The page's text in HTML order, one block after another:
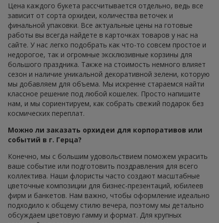
Цена каждого букета рассчитывается отдельно, ведь все
зависит от сорта орхидеи, количества веточек и
финальной упаковки. Все актуальные цены на готовые
работы вы всегда найдете в карточках товаров у нас на
сайте. У нас легко подобрать как что-то совсем простое и
недорогое, так и огромные эксклюзивные корзины для
большого праздника. Также на стоимость немного влияет
сезон и наличие уникальной декоративной зелени, которую
мы добавляем для объема. Мы искренне стараемся найти
классное решение под любой кошелек. Просто напишите
нам, и мы сориентируем, как собрать свежий подарок без
космических переплат.
Можно ли заказать орхидеи для корпоративов или
событий в г. Герца?
Конечно, мы с большим удовольствием поможем украсить
ваше событие или подготовить поздравления для всего
коллектива. Наши флористы часто создают масштабные
цветочные композиции для бизнес-презентаций, юбилеев
фирм и банкетов. Нам важно, чтобы оформление идеально
подходило к общему стилю вечера, поэтому мы детально
обсуждаем цветовую гамму и формат. Для крупных